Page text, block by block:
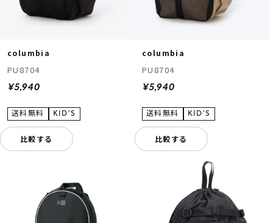
columbia
PU8704
¥5,940
比較する
columbia
PU8704
¥5,940
比較する